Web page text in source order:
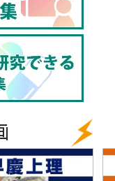
detail?id=278